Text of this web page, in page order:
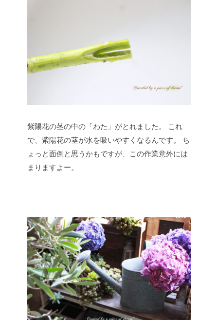
紫陽花の茎の中の「わた」がとれました。
これ
で、紫陽花の茎が水を吸いやすくなるんです。
ち
ょっと面倒と思うかもですが、この作業意外には
まりますよー。